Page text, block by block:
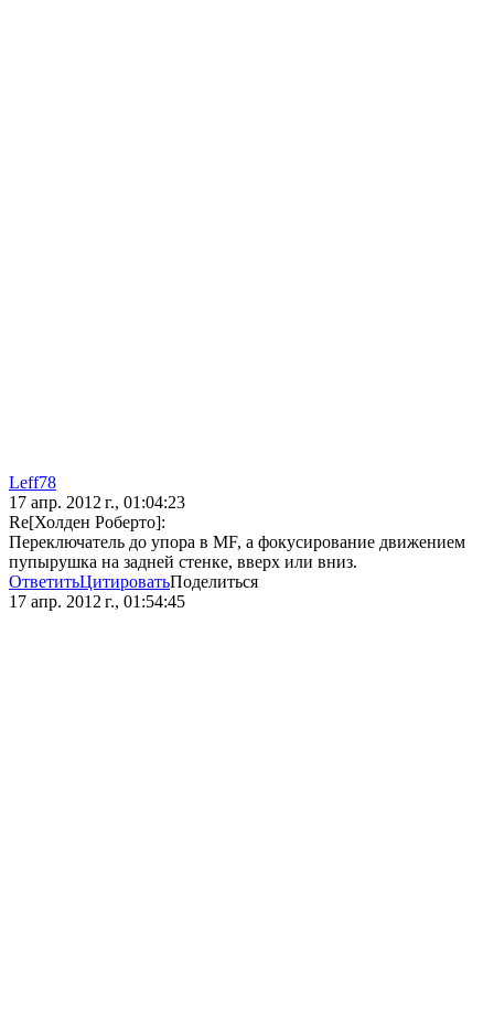
Leff78
17 апр. 2012 г., 01:04:23
Re[Холден Роберто]:
Переключатель до упора в MF, а фокусирование движением
пупырушка на задней стенке, вверх или вниз.
ОтветитьЦитироватьПоделиться
17 апр. 2012 г., 01:54:45